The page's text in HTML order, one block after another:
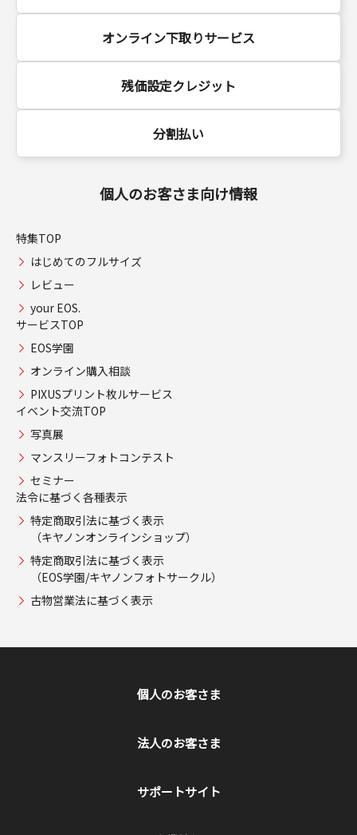
オンライン下取りサービス
残価設定クレジット
分割払い
個人のお客さま向け情報
特集TOP
はじめてのフルサイズ
レビュー
your EOS.
サービスTOP
EOS学園
オンライン購入相談
PIXUSプリント枚ルサービス
イベント交流TOP
写真展
マンスリーフォトコンテスト
セミナー
法令に基づく各種表示
特定商取引法に基づく表示
（キヤノンオンラインショップ）
特定商取引法に基づく表示
（EOS学園/キヤノンフォトサークル）
古物営業法に基づく表示
個人のお客さま
法人のお客さま
サポートサイト